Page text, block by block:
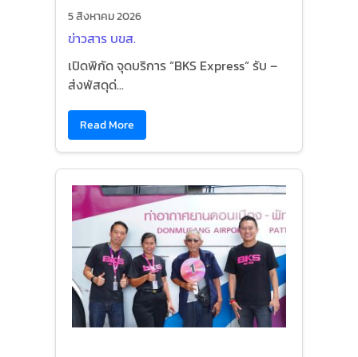
5 สิงหาคม 2026
ข่าวสาร บขส.
เปิดพิกัด จุดบริการ “BKS Express“ รับ –
ส่งพัสดุด่...
Read More